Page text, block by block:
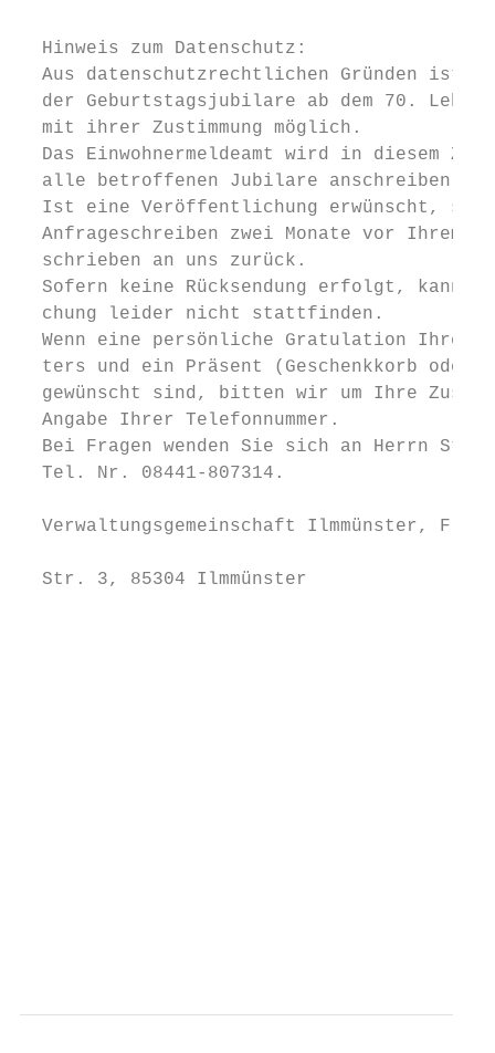
Hinweis zum Datenschutz:
Aus datenschutzrechtlichen Gründen ist
der Geburtstagsjubilare ab dem 70.
mit ihrer Zustimmung möglich.
Das Einwohnermeldeamt wird in diesem
alle betroffenen Jubilare anschreiben.
Ist eine Veröffentlichung erwünscht,
Anfrageschreiben zwei Monate vor Ihrem
schrieben an uns zurück.
Sofern keine Rücksendung erfolgt, kann
chung leider nicht stattfinden.
Wenn eine persönliche Gratulation Ihres
ters und ein Präsent (Geschenkkorb oder
gewünscht sind, bitten wir um Ihre
  Angabe Ihrer Telefonnummer.
Bei Fragen wenden Sie sich an Herrn
  Tel. Nr. 08441-807314.
Verwaltungsgemeinschaft Ilmmünster,
  Str. 3, 85304 Ilmmünster